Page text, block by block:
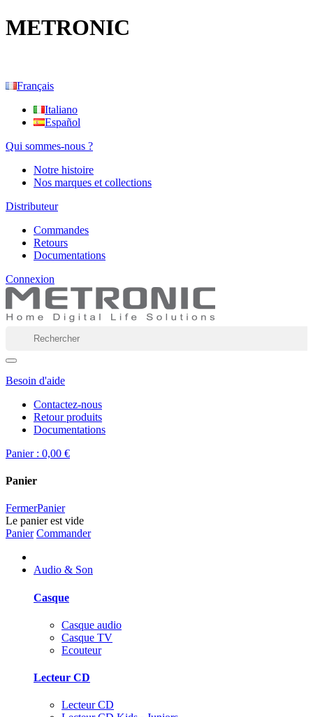
METRONIC
Français
Italiano
Español
Qui sommes-nous ?
Notre histoire
Nos marques et collections
Distributeur
Commandes
Retours
Documentations
Connexion
Besoin d'aide
Contactez-nous
Retour produits
Documentations
Panier : 0,00 €
Panier
FermerPanier
Le panier est vide
Panier Commander
Audio & Son
Casque
Casque audio
Casque TV
Ecouteur
Lecteur CD
Lecteur CD